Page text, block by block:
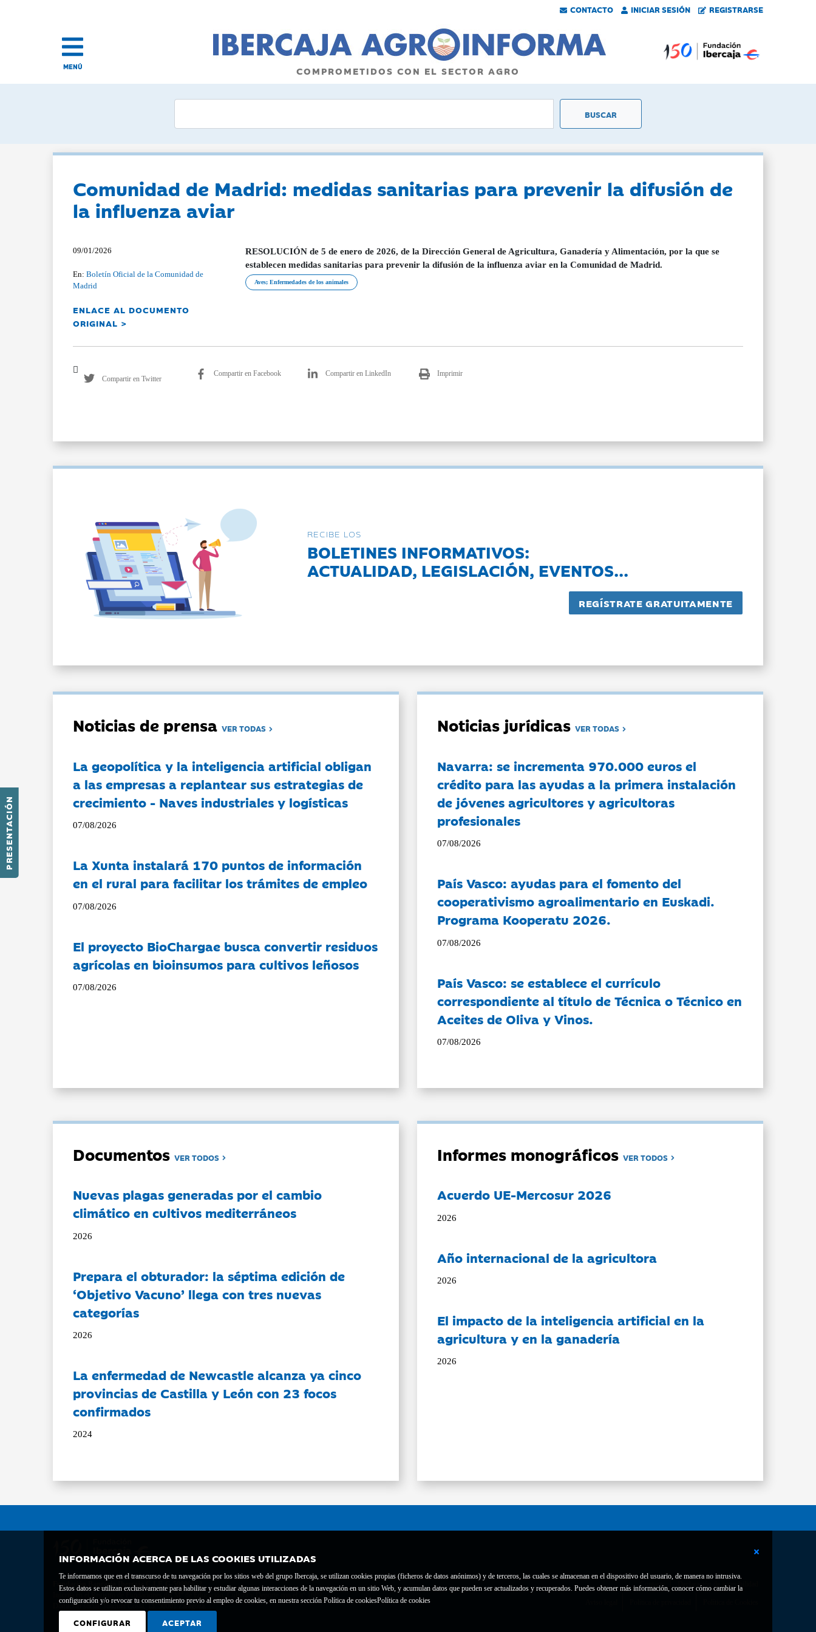
CONTACTO INICIAR SESIÓN REGISTRARSE
PRESENTACIÓN
MENÚ COMPROMETIDOS CON EL SECTOR AGRO
INFORMACIÓN ACERCA DE LAS COOKIES UTILIZADAS
Te informamos que en el transcurso de tu navegación por los sitios web del grupo Ibercaja, se utilizan cookies propias (ficheros de datos anónimos) y de terceros, las cuales se almacenan en el dispositivo del usuario, de manera no intrusiva.
Estos datos se utilizan exclusivamente para habilitar y estudiar algunas interacciones de la navegación en un sitio Web, y acumulan datos que pueden ser actualizados y recuperados. Puedes obtener más información, conocer cómo cambiar la
configuración y/o revocar tu consentimiento previo al empleo de cookies, en nuestra sección Política de cookiesPolítica de cookies
CONFIGURAR ACEPTAR
Comunidad de Madrid: medidas sanitarias para prevenir la difusión de
la influenza aviar
09/01/2026
En:Boletín Oficial de la Comunidad de
Madrid
ENLACE AL DOCUMENTO
ORIGINAL >
RESOLUCIÓN de 5 de enero de 2026, de la Dirección General de Agricultura, Ganadería y Alimentación, por la que se
establecen medidas sanitarias para prevenir la difusión de la influenza aviar en la Comunidad de Madrid.
Aves; Enfermedades de los animales
Compartir en Twitter
Compartir en Facebook Compartir en LinkedIn Imprimir
RECIBE LOS
BOLETINES INFORMATIVOS:
ACTUALIDAD, LEGISLACIÓN, EVENTOS...
Noticias de prensaVER TODAS
La geopolítica y la inteligencia artificial obligan
a las empresas a replantear sus estrategias de
crecimiento - Naves industriales y logísticas
07/08/2026
La Xunta instalará 170 puntos de información
en el rural para facilitar los trámites de empleo
07/08/2026
El proyecto BioChargae busca convertir residuos
agrícolas en bioinsumos para cultivos leñosos
07/08/2026
Noticias jurídicasVER TODAS
Navarra: se incrementa 970.000 euros el
crédito para las ayudas a la primera instalación
de jóvenes agricultores y agricultoras
profesionales
07/08/2026
País Vasco: ayudas para el fomento del
cooperativismo agroalimentario en Euskadi.
Programa Kooperatu 2026.
07/08/2026
País Vasco: se establece el currículo
correspondiente al título de Técnica o Técnico en
Aceites de Oliva y Vinos.
07/08/2026
DocumentosVER TODOS
Nuevas plagas generadas por el cambio
climático en cultivos mediterráneos
2026
Prepara el obturador: la séptima edición de
‘Objetivo Vacuno’ llega con tres nuevas
categorías
2026
La enfermedad de Newcastle alcanza ya cinco
provincias de Castilla y León con 23 focos
confirmados
2024
Informes monográficosVER TODOS
Acuerdo UE-Mercosur 2026
2026
Año internacional de la agricultora
2026
El impacto de la inteligencia artificial en la
agricultura y en la ganadería
2026
Fundación Bancaria Ibercaja C.I.F. G-50000652.
Inscrita en el Registro de Fundaciones del Mº de Educación, Cultura y Deporte con el nº 1689.
Domicilio social: Joaquín Costa, 13. 50001 Zaragoza.
Contacto Declaración de accesibilidad